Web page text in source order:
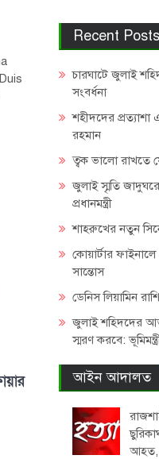
Recent Posts
চারঘাটে জুলাই
সংবর্ধনা
শহীদদের
রহমান
ত্বক ভালো রাখতে
জুলাই স্মৃতি
প্রধানমন্ত্রী
শাহরুখের নতুন
কোয়ার্টার ফাইনালে
সান্তোস
ডেনিস লিয়ামিন
জুলাই শহিদদের
স্মরণ করবে:
আইন আদালত
আহত,